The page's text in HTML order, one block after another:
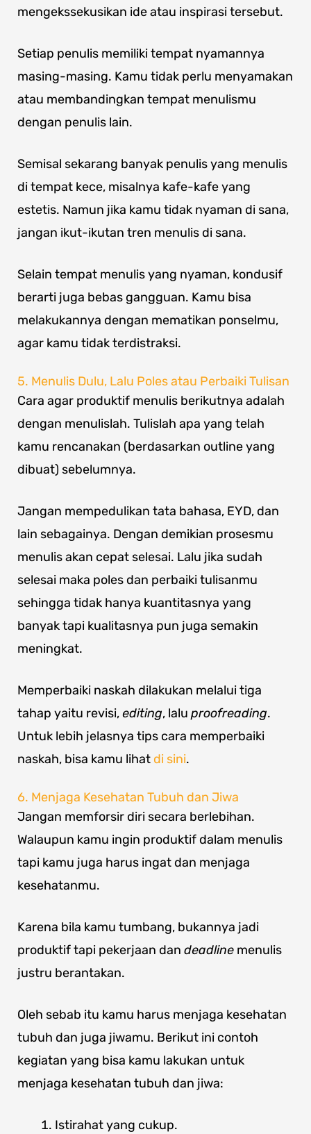
mengekssekusikan ide atau inspirasi tersebut.
Setiap penulis memiliki tempat nyamannya
masing-masing. Kamu tidak perlu menyamakan
atau membandingkan tempat menulismu
dengan penulis lain.
Semisal sekarang banyak penulis yang menulis
di tempat kece, misalnya kafe-kafe yang
estetis. Namun jika kamu tidak nyaman di sana,
jangan ikut-ikutan tren menulis di sana.
Selain tempat menulis yang nyaman, kondusif
berarti juga bebas gangguan. Kamu bisa
melakukannya dengan mematikan ponselmu,
agar kamu tidak terdistraksi.
5. Menulis Dulu, Lalu Poles atau Perbaiki Tulisan
Cara agar produktif menulis berikutnya adalah
dengan menulislah. Tulislah apa yang telah
kamu rencanakan (berdasarkan outline yang
dibuat) sebelumnya.
Jangan mempedulikan tata bahasa, EYD, dan
lain sebagainya. Dengan demikian prosesmu
menulis akan cepat selesai. Lalu jika sudah
selesai maka poles dan perbaiki tulisanmu
sehingga tidak hanya kuantitasnya yang
banyak tapi kualitasnya pun juga semakin
meningkat.
Memperbaiki naskah dilakukan melalui tiga
tahap yaitu revisi,editing, lalu proofreading.
Untuk lebih jelasnya tips cara memperbaiki
naskah, bisa kamu lihat di sini.
6. Menjaga Kesehatan Tubuh dan Jiwa
Jangan memforsir diri secara berlebihan.
Walaupun kamu ingin produktif dalam menulis
tapi kamu juga harus ingat dan menjaga
kesehatanmu.
Karena bila kamu tumbang, bukannya jadi
produktif tapi pekerjaan dan deadline menulis
justru berantakan.
Oleh sebab itu kamu harus menjaga kesehatan
tubuh dan juga jiwamu. Berikut ini contoh
kegiatan yang bisa kamu lakukan untuk
menjaga kesehatan tubuh dan jiwa:
Istirahat yang cukup.